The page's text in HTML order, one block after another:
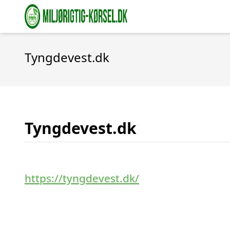
Tyngdevest.dk
Tyngdevest.dk
https://tyngdevest.dk/